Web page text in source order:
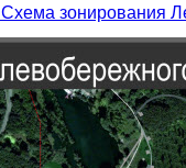
Схема зонирования